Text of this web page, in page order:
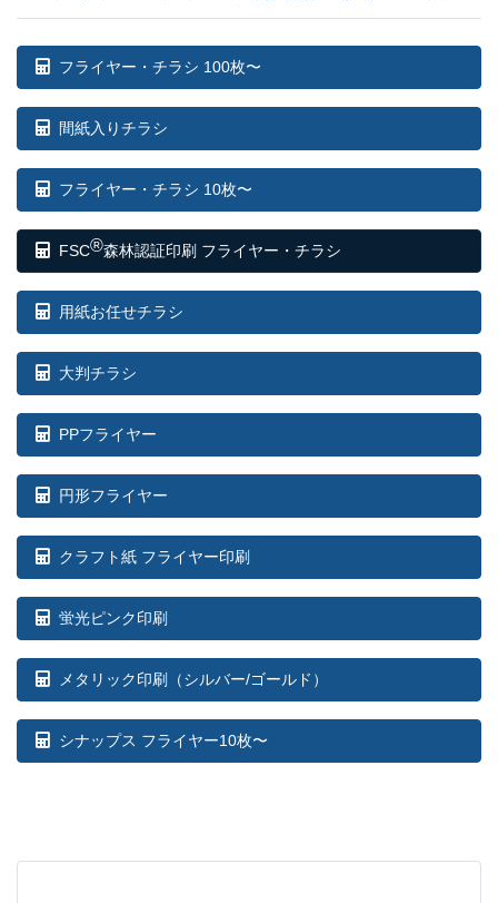
フライヤー・チラシ 100枚〜
間紙入りチラシ
フライヤー・チラシ 10枚〜
FSC®森林認証印刷 フライヤー・チラシ
用紙お任せチラシ
大判チラシ
PPフライヤー
円形フライヤー
クラフト紙 フライヤー印刷
蛍光ピンク印刷
メタリック印刷（シルバー/ゴールド）
シナップス フライヤー10枚〜